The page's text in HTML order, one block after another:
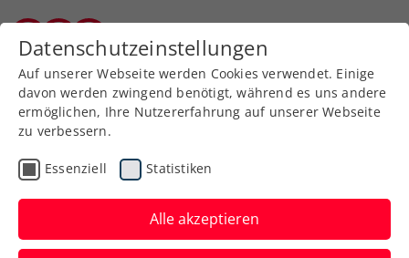
Aktuelle News
Datenschutzeinstellungen
Auf unserer Webseite werden Cookies verwendet. Einige
davon werden zwingend benötigt, während es uns andere
ermöglichen, Ihre Nutzererfahrung auf unserer Webseite
zu verbessern.
Essenziell Statistiken
Alle akzeptieren